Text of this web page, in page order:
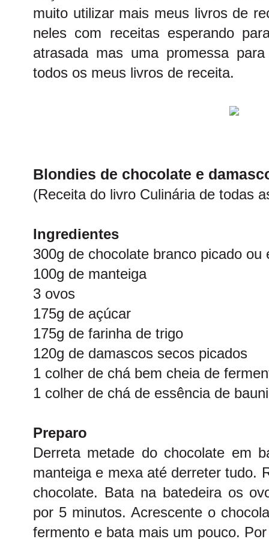
muito utilizar mais meus livros de
neles com receitas esperando
atrasada mas uma promessa
todos os meus livros de receita.
Blondies de chocolate e
(Receita do livro Culinária de todas
Ingredientes
300g de chocolate branco picado ou
100g de manteiga
3 ovos
175g de açúcar
175g de farinha de trigo
120g de damascos secos picados
1 colher de chá bem cheia de
1 colher de chá de essência de
Preparo
Derreta metade do chocolate em
manteiga e mexa até derreter tudo.
chocolate. Bata na batedeira os
por 5 minutos. Acrescente o
fermento e bata mais um pouco.